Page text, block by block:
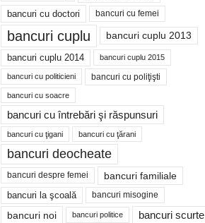
bancuri cu doctori bancuri cu femei
bancuri cuplu bancuri cuplu 2013
bancuri cuplu 2014 bancuri cuplu 2015
bancuri cu politicieni bancuri cu poliţişti
bancuri cu soacre
bancuri cu întrebări şi răspunsuri
bancuri cu ţigani bancuri cu ţărani
bancuri deocheate
bancuri despre femei bancuri familiale
bancuri la şcoală bancuri misogine
bancuri noi bancuri politice bancuri scurte